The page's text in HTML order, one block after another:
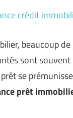
crédit
beaucoup
sont
se
prêt